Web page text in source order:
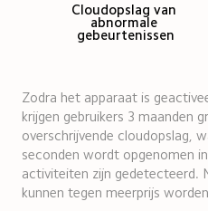
Cloudopslag van
abnormale
gebeurtenissen
Zodra het apparaat is
krijgen gebruikers 3 maanden
overschrijvende cloudopslag,
seconden wordt opgenomen
activiteiten zijn gedetecteerd.
kunnen tegen meerprijs